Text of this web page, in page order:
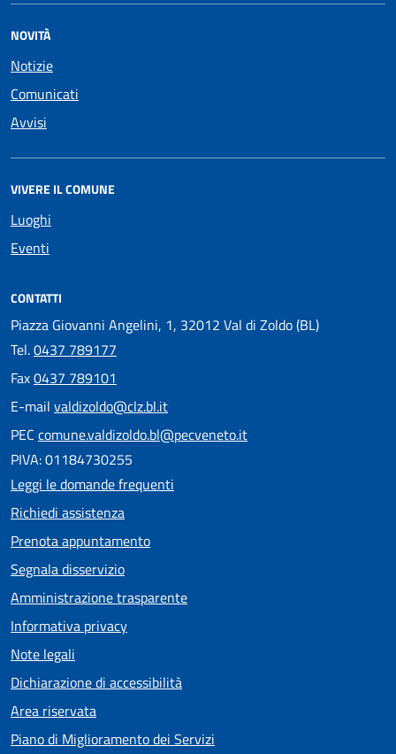
NOVITÀ
Notizie
Comunicati
Avvisi
VIVERE IL COMUNE
Luoghi
Eventi
CONTATTI
Piazza Giovanni Angelini, 1, 32012 Val di Zoldo (BL)
Tel.0437 789177
Fax0437 789101
E-mail valdizoldo@clz.bl.it
PEC comune.valdizoldo.bl@pecveneto.it
PIVA: 01184730255
Leggi le domande frequenti
Richiedi assistenza
Prenota appuntamento
Segnala disservizio
Amministrazione trasparente
Informativa privacy
Note legali
Dichiarazione di accessibilità
Area riservata
Piano di Miglioramento dei Servizi